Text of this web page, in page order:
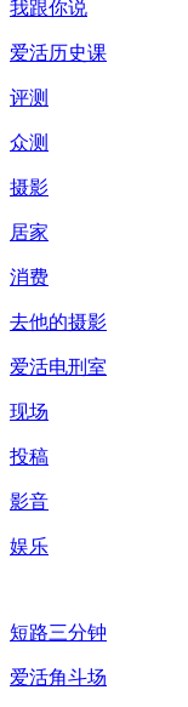
我跟你说
爱活历史课
评测
众测
摄影
居家
消费
去他的摄影
爱活电刑室
现场
投稿
影音
娱乐
短路三分钟
爱活角斗场